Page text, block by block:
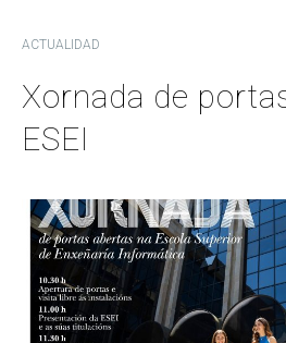
ACTUALIDAD
Xornada de
ESEI